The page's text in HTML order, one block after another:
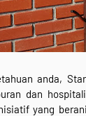
anda,
dan
yang